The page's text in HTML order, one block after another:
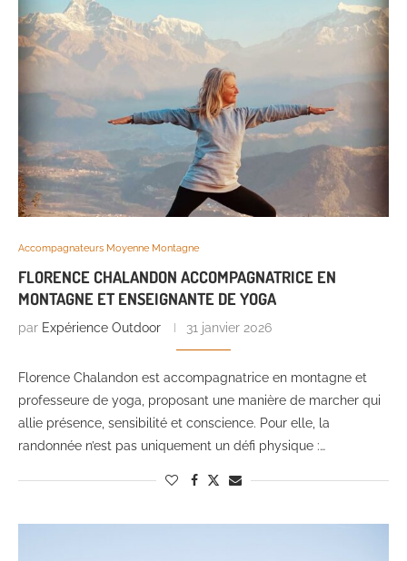
Accompagnateurs Moyenne Montagne
FLORENCE CHALANDON ACCOMPAGNATRICE EN
MONTAGNE ET ENSEIGNANTE DE YOGA
par Expérience Outdoor 31 janvier 2026
Florence Chalandon est accompagnatrice en montagne et
professeure de yoga, proposant une manière de marcher qui
allie présence, sensibilité et conscience. Pour elle, la
randonnée n’est pas uniquement un défi physique :…